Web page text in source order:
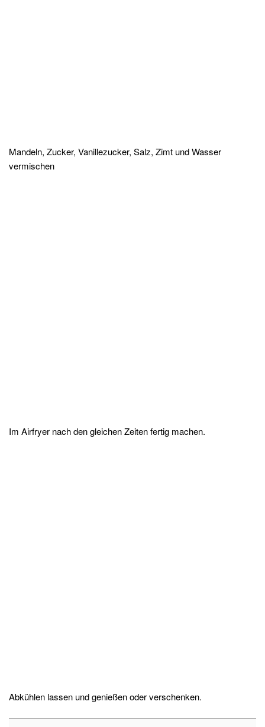
Mandeln, Zucker, Vanillezucker, Salz, Zimt und Wasser
vermischen
Im Airfryer nach den gleichen Zeiten fertig machen.
Abkühlen lassen und genießen oder verschenken.